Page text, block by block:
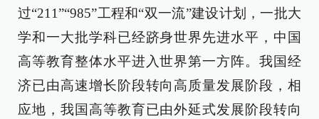
过“211”“985”工程和“双一流”建设计划，一批大
学和一大批学科已经跻身世界先进水平，中国
高等教育整体水平进入世界第一方阵。我国经
济已由高速增长阶段转向高质量发展阶段，相
应地，我国高等教育已由外延式发展阶段转向